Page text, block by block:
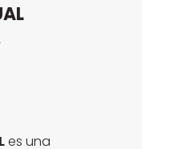
El
es una